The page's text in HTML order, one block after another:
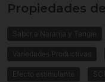
Propiedades
Sabor a Naranja y Tangie
Variedades Productivas
Efecto estimulante